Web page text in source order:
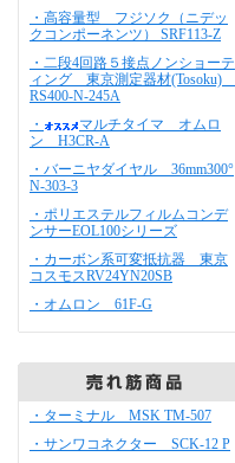
・高容量型 フジソク（ニデッ
クコンポーネンツ） SRF113-Z
・二段4回路５接点ノンショーテ
ィング 東京測定器材(Tosoku)
RS400-N-245A
・
マルチタイマ オムロ
ン H3CR-A
・バーニヤダイヤル 36mm300°
N-303-3
・ポリエステルフィルムコンデ
ンサーEOL100シリーズ
・カーボン系可変抵抗器 東京
コスモスRV24YN20SB
・オムロン 61F-G
・ターミナル MSK TM-507
・サンワコネクター SCK-12 P